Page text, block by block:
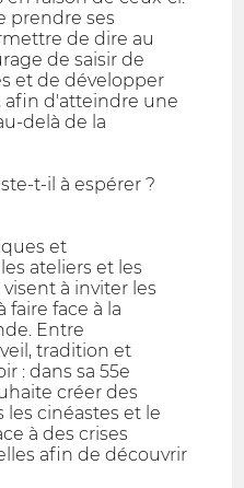
prendre ses
de dire au
de saisir de
et de développer
afin d'atteindre une
delà de la
t-il à espérer ?
et
ateliers et les
à inviter les
faire face à la
Entre
tradition et
: dans sa 55e
créer des
les cinéastes et le
à des crises
afin de découvrir